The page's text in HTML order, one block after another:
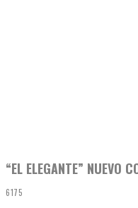
“EL ELEGANTE” NUEVO
6175